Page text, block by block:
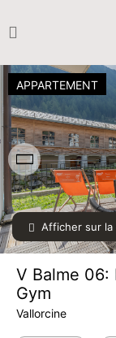
Afficher sur la
APPARTEMENT
V Balme 06:
Gym
Vallorcine